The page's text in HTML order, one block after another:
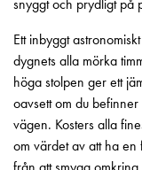
Produkter
gymnasieskolor
Stories
Integritetspolicy
Ladda
ner
Svenska
snyggt och prydligt på
Ett inbyggt
dygnets alla mörka
höga stolpen ger ett
oavsett om du
vägen. Kosters alla
om värdet av att ha